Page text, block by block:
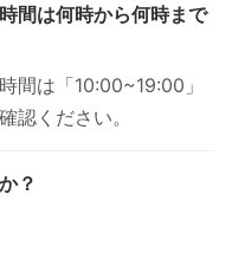
間は何時から何時まで
間は「10:00~19:00」
認ください。
？